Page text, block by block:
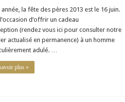
conjuguer
luxe
et
fête
des
pères
2013
année, la fête des pères 2013 est le 16 juin.
l’occasion d’offrir un cadeau
(rendez vous ici pour consulter notre
actualisé en permanence) à un homme
adulé. …
plus »